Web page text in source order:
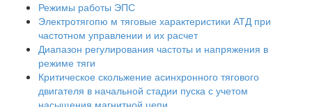
Режимы работы ЭПС
Электротягопю м тяговые характеристики АТД при
частотном управлении и их расчет
Диапазон регулирования частоты и напряжения в
режиме тяги
Критическое скольжение асинхронного тягового
двигателя в начальной стадии пуска с учетом
насыщения магнитной цепи